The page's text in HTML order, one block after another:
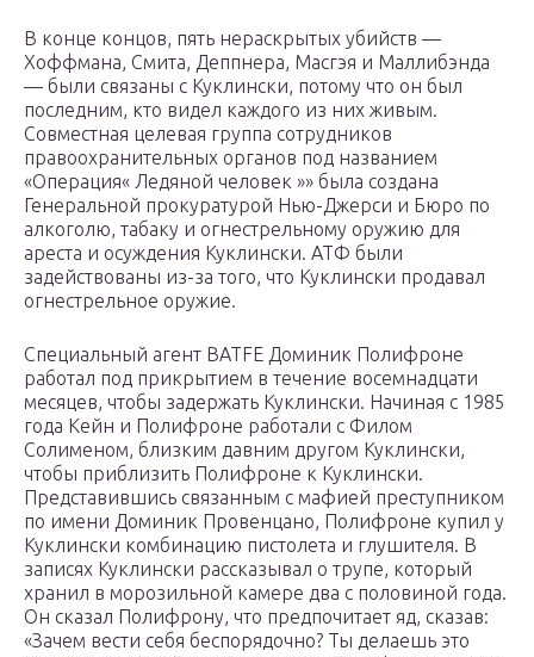
В конце концов, пять нераскрытых убийств —
Хоффмана, Смита, Деппнера, Масгэя и Маллибэнда
— были связаны с Куклински, потому что он был
последним, кто видел каждого из них живым.
Совместная целевая группа сотрудников
правоохранительных органов под названием
«Операция« Ледяной человек »» была создана
Генеральной прокуратурой Нью-Джерси и Бюро по
алкоголю, табаку и огнестрельному оружию для
ареста и осуждения Куклински. АТФ были
задействованы из-за того, что Куклински продавал
огнестрельное оружие.
Специальный агент BATFE Доминик Полифроне
работал под прикрытием в течение восемнадцати
месяцев, чтобы задержать Куклински. Начиная с 1985
года Кейн и Полифроне работали с Филом
Солименом, близким давним другом Куклински,
чтобы приблизить Полифроне к Куклински.
Представившись связанным с мафией преступником
по имени Доминик Провенцано, Полифроне купил у
Куклински комбинацию пистолета и глушителя. В
записях Куклински рассказывал о трупе, который
хранил в морозильной камере два с половиной года.
Он сказал Полифрону, что предпочитает яд, сказав:
«Зачем вести себя беспорядочно? Ты делаешь это